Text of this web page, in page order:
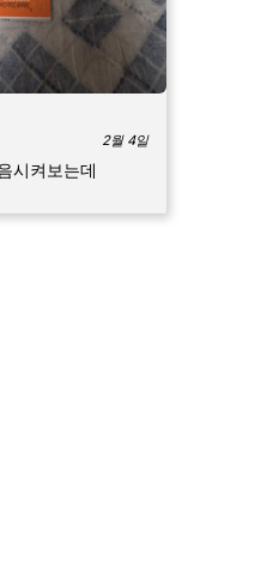
2월 4일
시켜보는데